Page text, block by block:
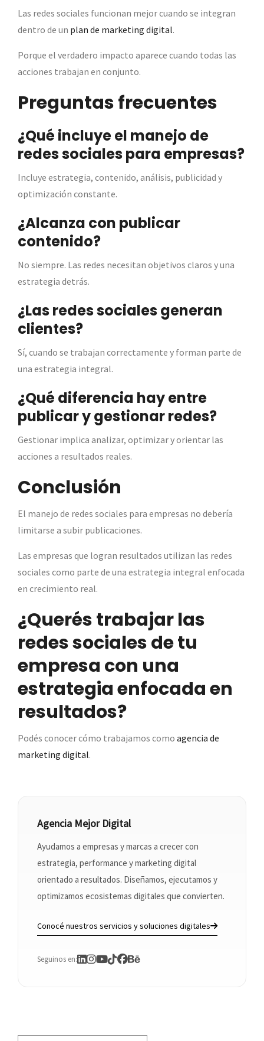
Las redes sociales funcionan mejor cuando se integran
dentro de un plan de marketing digital.
Porque el verdadero impacto aparece cuando todas las
acciones trabajan en conjunto.
Preguntas frecuentes
¿Qué incluye el manejo de
redes sociales para empresas?
Incluye estrategia, contenido, análisis, publicidad y
optimización constante.
¿Alcanza con publicar
contenido?
No siempre. Las redes necesitan objetivos claros y una
estrategia detrás.
¿Las redes sociales generan
clientes?
Sí, cuando se trabajan correctamente y forman parte de
una estrategia integral.
¿Qué diferencia hay entre
publicar y gestionar redes?
Gestionar implica analizar, optimizar y orientar las
acciones a resultados reales.
Conclusión
El manejo de redes sociales para empresas no debería
limitarse a subir publicaciones.
Las empresas que logran resultados utilizan las redes
sociales como parte de una estrategia integral enfocada
en crecimiento real.
¿Querés trabajar las
redes sociales de tu
empresa con una
estrategia enfocada en
resultados?
Podés conocer cómo trabajamos como agencia de
marketing digital.
Agencia Mejor Digital
Ayudamos a empresas y marcas a crecer con
estrategia, performance y marketing digital
orientado a resultados. Diseñamos, ejecutamos y
optimizamos ecosistemas digitales que convierten.
Conocé nuestros servicios y soluciones digitales
Seguinos en: